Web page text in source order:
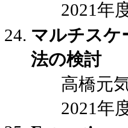
2021年
マルチスケ
法の検討
高橋元
2021年